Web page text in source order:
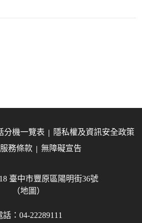
分機一覽表
隱私權及資訊安全政策
務條款
無障礙宣告
臺中市豐原區陽明街36號
（地圖）
話：04-22289111